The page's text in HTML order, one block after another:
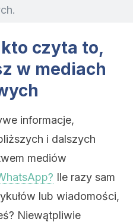
kto czyta to,
w mediach
informacje,
i dalszych
mediów
Ile razy sam
lub wiadomości,
Niewątpliwie